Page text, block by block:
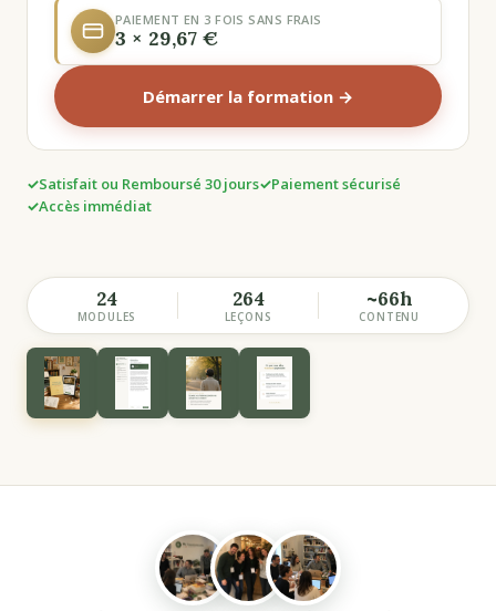
PAIEMENT EN 3 FOIS SANS FRAIS
3 × 29,67 €
Démarrer la formation →
Satisfait ou Remboursé 30 jours
Paiement sécurisé
Accès immédiat
24
MODULES
264
LEÇONS
~66h
CONTENU